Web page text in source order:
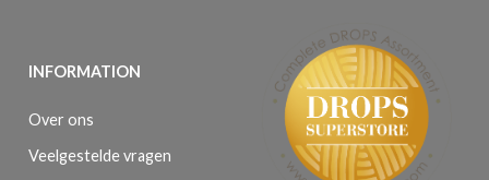
INFORMATION
Over ons
Veelgestelde vragen